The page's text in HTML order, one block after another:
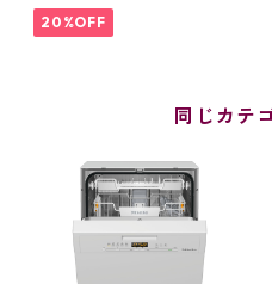
20%OFF
同じカテ